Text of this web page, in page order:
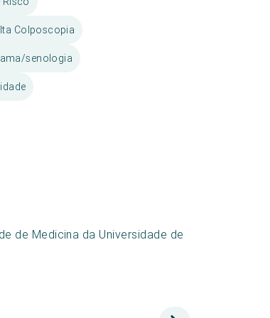
Colposcopia
senologia
de Medicina da Universidade de